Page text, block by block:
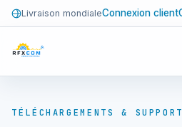
Livraison mondialeConnexion client
TÉLÉCHARGEMENTS & SUPPORT